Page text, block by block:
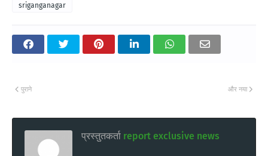
sriganganagar
और नया
पुराने
प्रस्तुतकर्ता report exclusive news